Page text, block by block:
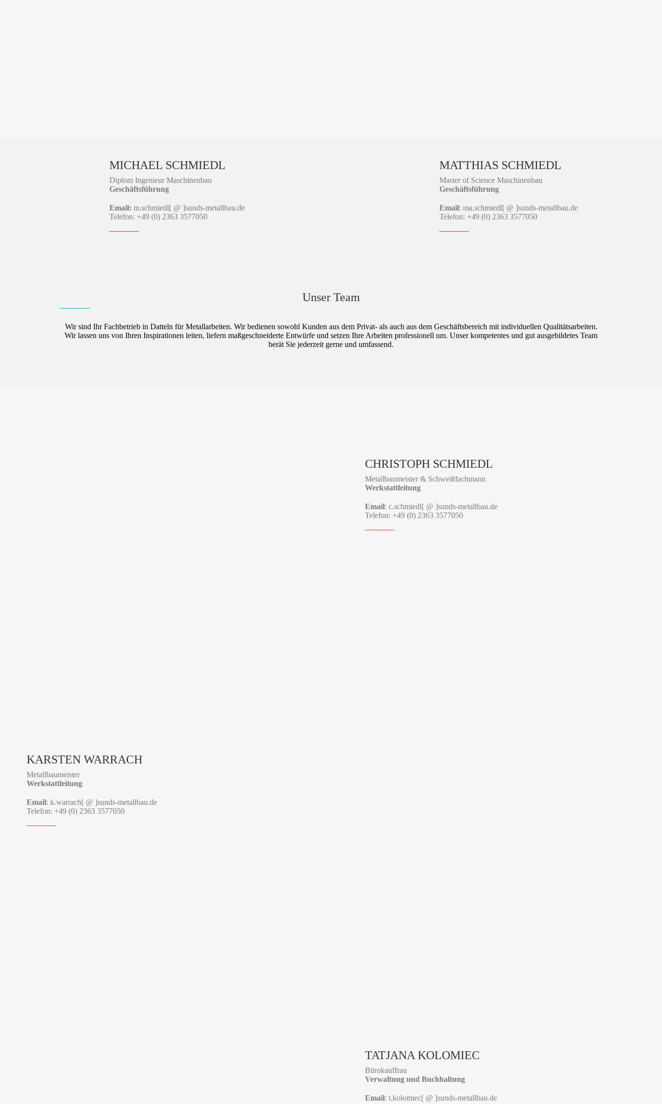
MICHAEL SCHMIEDL
Diplom Ingenieur Maschinenbau
Geschäftsführung
Email: m.schmiedl[ @ ]sunds-metallbau.de
Telefon: +49 (0) 2363 3577050
MATTHIAS SCHMIEDL
Master of Science Maschinenbau
Geschäftsführung
Email: ma.schmiedl[ @ ]sunds-metallbau.de
Telefon: +49 (0) 2363 3577050
Unser Team
Wir sind Ihr Fachbetrieb in Datteln für Metallarbeiten. Wir bedienen sowohl Kunden aus dem Privat- als auch aus dem Geschäftsbereich mit individuellen Qualitätsarbeiten.
Wir lassen uns von Ihren Inspirationen leiten, liefern maßgeschneiderte Entwürfe und setzen Ihre Arbeiten professionell um. Unser kompetentes und gut ausgebildetes Team
berät Sie jederzeit gerne und umfassend.
CHRISTOPH SCHMIEDL
Metallbaumeister & Schweißfachmann
Werkstattleitung
Email: c.schmiedl[ @ ]sunds-metallbau.de
Telefon: +49 (0) 2363 3577050
KARSTEN WARRACH
Metallbaumeister
Werkstattleitung
Email: k.warrach[ @ ]sunds-metallbau.de
Telefon: +49 (0) 2363 3577050
TATJANA KOLOMIEC
Bürokauffrau
Verwaltung und Buchhaltung
Email: t.kolomiec[ @ ]sunds-metallbau.de